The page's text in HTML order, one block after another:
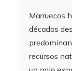
Marruecos
décadas
recursos